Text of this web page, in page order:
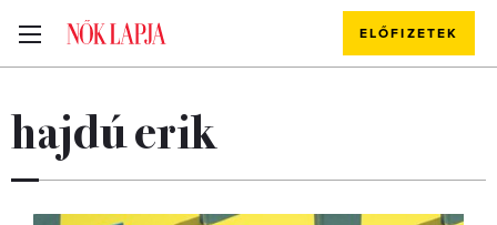
ELŐFIZETEK
hajdú erik